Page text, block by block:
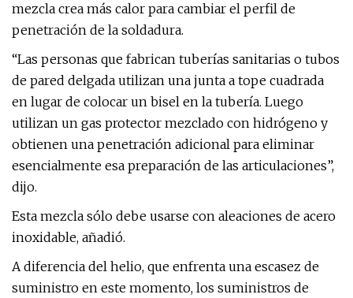
mezcla crea más calor para cambiar el perfil de
penetración de la soldadura.
“Las personas que fabrican tuberías sanitarias o tubos
de pared delgada utilizan una junta a tope cuadrada
en lugar de colocar un bisel en la tubería. Luego
utilizan un gas protector mezclado con hidrógeno y
obtienen una penetración adicional para eliminar
esencialmente esa preparación de las articulaciones”,
dijo.
Esta mezcla sólo debe usarse con aleaciones de acero
inoxidable, añadió.
A diferencia del helio, que enfrenta una escasez de
suministro en este momento, los suministros de